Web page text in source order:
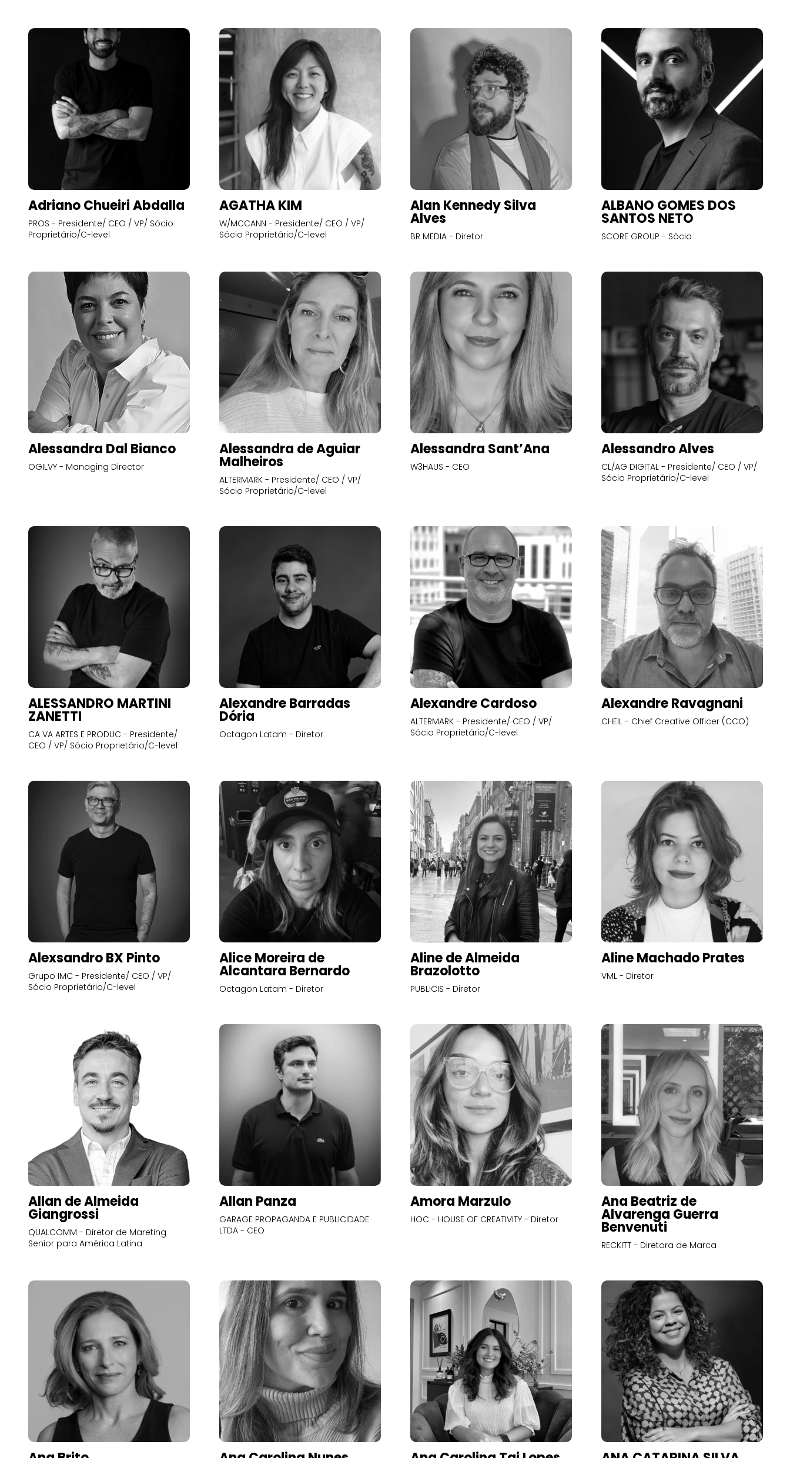
Adriano Chueiri Abdalla
PROS - Presidente/ CEO / VP/ Sócio
Proprietário/C-level
AGATHA KIM
W/MCCANN - Presidente/ CEO / VP/
Sócio Proprietário/C-level
Alan Kennedy Silva
Alves
BR MEDIA - Diretor
ALBANO GOMES DOS
SANTOS NETO
SCORE GROUP - Sócio
Alessandra Dal Bianco
OGILVY - Managing Director
Alessandra de Aguiar
Malheiros
ALTERMARK - Presidente/ CEO / VP/
Sócio Proprietário/C-level
Alessandra Sant’Ana
W3HAUS - CEO
Alessandro Alves
CL/AG DIGITAL - Presidente/ CEO / VP/
Sócio Proprietário/C-level
ALESSANDRO MARTINI
ZANETTI
CA VA ARTES E PRODUC - Presidente/
CEO / VP/ Sócio Proprietário/C-level
Alexandre Barradas
Dória
Octagon Latam - Diretor
Alexandre Cardoso
ALTERMARK - Presidente/ CEO / VP/
Sócio Proprietário/C-level
Alexandre Ravagnani
CHEIL - Chief Creative Officer (CCO)
Alexsandro BX Pinto
Grupo IMC - Presidente/ CEO / VP/
Sócio Proprietário/C-level
Alice Moreira de
Alcantara Bernardo
Octagon Latam - Diretor
Aline de Almeida
Brazolotto
PUBLICIS - Diretor
Aline Machado Prates
VML - Diretor
Allan de Almeida
Giangrossi
QUALCOMM - Diretor de Mareting
Senior para América Latina
Allan Panza
GARAGE PROPAGANDA E PUBLICIDADE
LTDA - CEO
Amora Marzulo
HOC - HOUSE OF CREATIVITY - Diretor
Ana Beatriz de
Alvarenga Guerra
Benvenuti
RECKITT - Diretora de Marca